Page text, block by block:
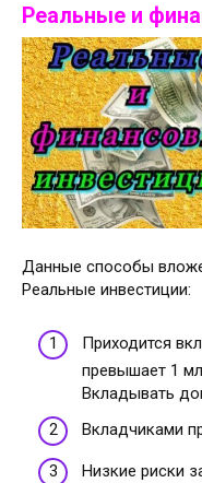
Реальные и
Данные способы
Реальные инвестиции:
Приходится
превышает 1
Вкладывать
Вкладчиками
Низкие риски